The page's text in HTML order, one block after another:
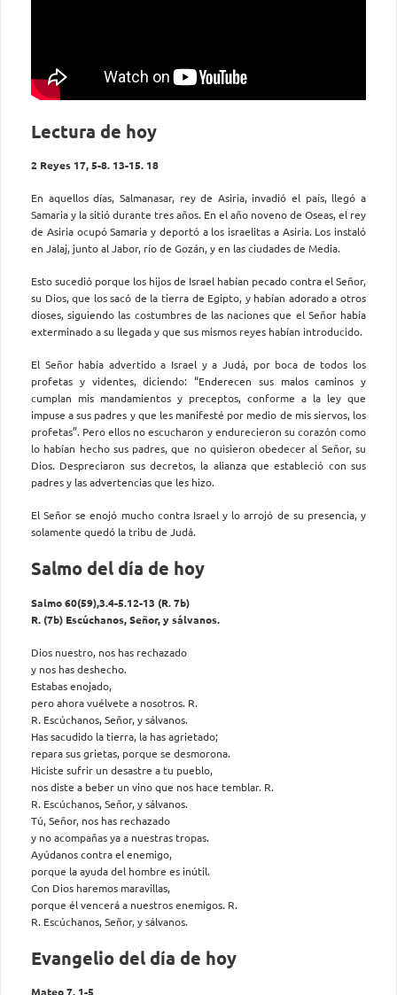
Lectura de hoy
2 Reyes 17, 5-8. 13-15. 18
En aquellos días, Salmanasar, rey de Asiria, invadió el país, llegó a
Samaria y la sitió durante tres años. En el año noveno de Oseas, el rey
de Asiria ocupó Samaria y deportó a los israelitas a Asiria. Los instaló
en Jalaj, junto al Jabor, río de Gozán, y en las ciudades de Media.
Esto sucedió porque los hijos de Israel habían pecado contra el Señor,
su Dios, que los sacó de la tierra de Egipto, y habían adorado a otros
dioses, siguiendo las costumbres de las naciones que el Señor había
exterminado a su llegada y que sus mismos reyes habían introducido.
El Señor había advertido a Israel y a Judá, por boca de todos los
profetas y videntes, diciendo: “Enderecen sus malos caminos y
cumplan mis mandamientos y preceptos, conforme a la ley que
impuse a sus padres y que les manifesté por medio de mis siervos, los
profetas”. Pero ellos no escucharon y endurecieron su corazón como
lo habían hecho sus padres, que no quisieron obedecer al Señor, su
Dios. Despreciaron sus decretos, la alianza que estableció con sus
padres y las advertencias que les hizo.
El Señor se enojó mucho contra Israel y lo arrojó de su presencia, y
solamente quedó la tribu de Judá.
Salmo del día de hoy
Salmo 60(59),3.4-5.12-13 (R. 7b)
R. (7b) Escúchanos, Señor, y sálvanos.
Dios nuestro, nos has rechazado
y nos has deshecho.
Estabas enojado,
pero ahora vuélvete a nosotros. R.
R. Escúchanos, Señor, y sálvanos.
Has sacudido la tierra, la has agrietado;
repara sus grietas, porque se desmorona.
Hiciste sufrir un desastre a tu pueblo,
nos diste a beber un vino que nos hace temblar. R.
R. Escúchanos, Señor, y sálvanos.
Tú, Señor, nos has rechazado
y no acompañas ya a nuestras tropas.
Ayúdanos contra el enemigo,
porque la ayuda del hombre es inútil.
Con Dios haremos maravillas,
porque él vencerá a nuestros enemigos. R.
R. Escúchanos, Señor, y sálvanos.
Evangelio del día de hoy
Mateo 7, 1-5